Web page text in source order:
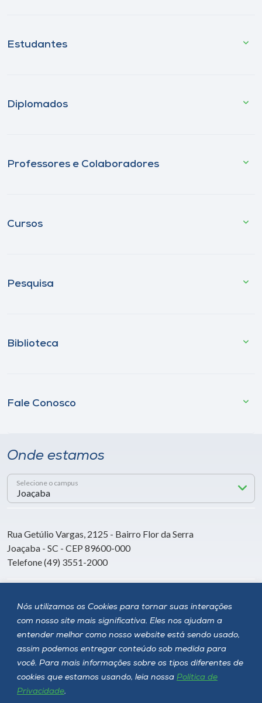
Nós utilizamos os Cookies para tornar suas interações
com nosso site mais significativa. Eles nos ajudam a
entender melhor como nosso website está sendo usado,
assim podemos entregar conteúdo sob medida para
você. Para mais informações sobre os tipos diferentes de
cookies que estamos usando, leia nossa Política de
Privacidade.
Estudantes
Diplomados
Professores e Colaboradores
Cursos
Pesquisa
Biblioteca
Fale Conosco
Onde estamos
Selecione o campus
Rua Getúlio Vargas, 2125 - Bairro Flor da Serra
Joaçaba - SC - CEP 89600-000
Telefone (49) 3551-2000
Siga a Unoesc